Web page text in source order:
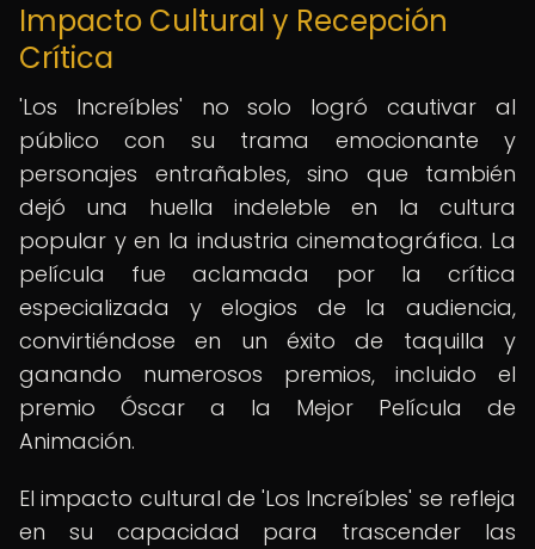
Impacto Cultural y Recepción
Crítica
'Los Increíbles' no solo logró cautivar al
público con su trama emocionante y
personajes entrañables, sino que también
dejó una huella indeleble en la cultura
popular y en la industria cinematográfica. La
película fue aclamada por la crítica
especializada y elogios de la audiencia,
convirtiéndose en un éxito de taquilla y
ganando numerosos premios, incluido el
premio Óscar a la Mejor Película de
Animación.
El impacto cultural de 'Los Increíbles' se refleja
en su capacidad para trascender las